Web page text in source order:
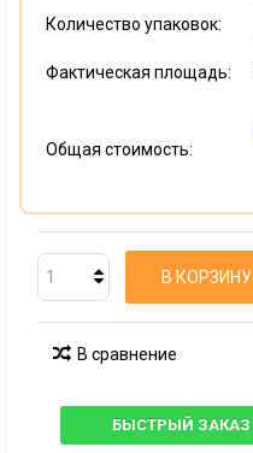
Количество упаковок:
Фактическая площадь:
Общая стоимость:
В КОРЗИНУ
В сравнение
БЫСТРЫЙ ЗАКАЗ